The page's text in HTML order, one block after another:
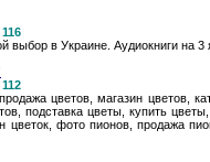
116
в Украине. Аудиокниги на 3
112
цветов, магазин цветов,
подставка цветы, купить
цветок, фото пионов, продажа